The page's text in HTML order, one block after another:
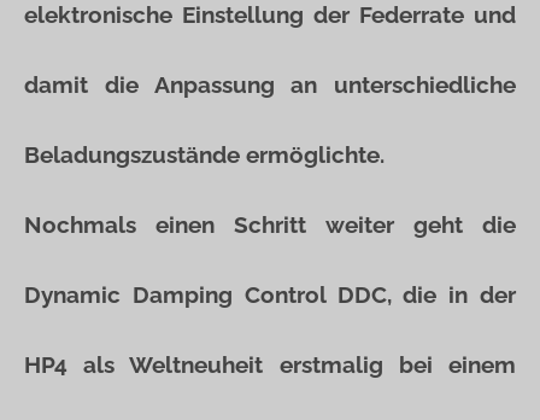
elektronische Einstellung der Federrate und
damit die Anpassung an unterschiedliche
Beladungszustände ermöglichte.
Nochmals einen Schritt weiter geht die
Dynamic Damping Control DDC, die in der
HP4 als Weltneuheit erstmalig bei einem